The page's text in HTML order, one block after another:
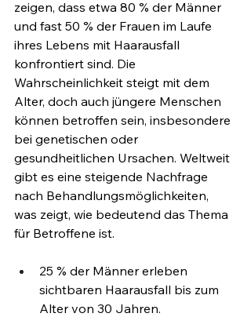
zeigen, dass etwa 80 % der Männer
und fast 50 % der Frauen im Laufe
ihres Lebens mit Haarausfall
konfrontiert sind. Die
Wahrscheinlichkeit steigt mit dem
Alter, doch auch jüngere Menschen
können betroffen sein, insbesondere
bei genetischen oder
gesundheitlichen Ursachen. Weltweit
gibt es eine steigende Nachfrage
nach Behandlungsmöglichkeiten,
was zeigt, wie bedeutend das Thema
für Betroffene ist.
25 % der Männer erleben
sichtbaren Haarausfall bis zum
Alter von 30 Jahren.